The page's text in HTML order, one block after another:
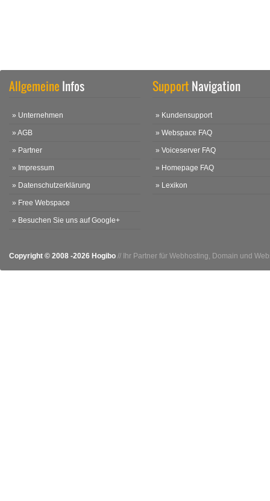
Allgemeine Infos
» Unternehmen
» AGB
» Partner
» Impressum
» Datenschutzerklärung
» Free Webspace
» Besuchen Sie uns auf Google+
Support Navigation
» Kundensupport
» Webspace FAQ
» Voiceserver FAQ
» Homepage FAQ
» Lexikon
Copyright © 2008 -2026 Hogibo // Ihr Partner für Webhosting, Domain und